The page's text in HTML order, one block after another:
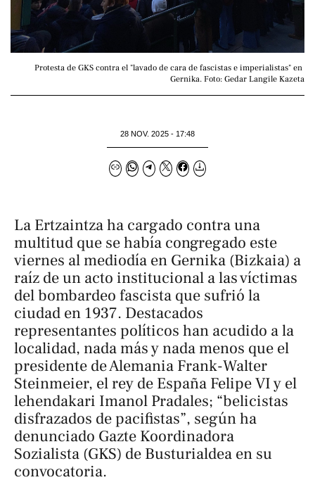
Protesta de GKS contra el "lavado de cara de fascistas e imperialistas" en
Gernika. Foto: Gedar Langile Kazeta
28 NOV. 2025 - 17:48
La Ertzaintza ha cargado contra una
multitud que se había congregado este
viernes al mediodía en Gernika (Bizkaia) a
raíz de un acto institucional a las víctimas
del bombardeo fascista que sufrió la
ciudad en 1937. Destacados
representantes políticos han acudido a la
localidad, nada más y nada menos que el
presidente de Alemania Frank-Walter
Steinmeier, el rey de España Felipe VI y el
lehendakari Imanol Pradales; “belicistas
disfrazados de pacifistas”, según ha
denunciado Gazte Koordinadora
Sozialista (GKS) de Busturialdea en su
convocatoria.